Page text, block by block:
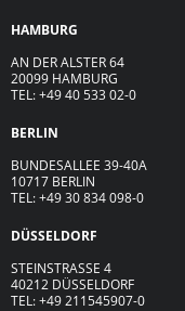
HAMBURG
AN DER ALSTER 64
20099 HAMBURG
TEL: +49 40 533 02-0
BERLIN
BUNDESALLEE 39-40A
10717 BERLIN
TEL: +49 30 834 098-0
DÜSSELDORF
STEINSTRASSE 4
40212 DÜSSELDORF
TEL: +49 211545907-0